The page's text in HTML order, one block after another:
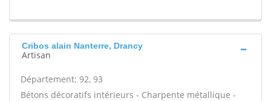
Cribos alain Nanterre, Drancy
Artisan
Département: 92, 93
Bétons décoratifs intérieurs - Charpente métallique -